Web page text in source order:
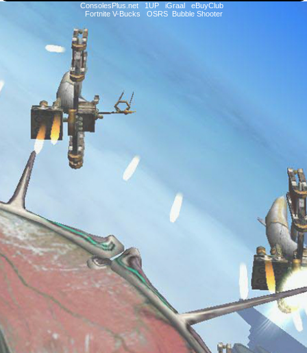
ConsolesPlus.net 1UP iGraal
eBuyClub
Fortnite V-Bucks
OSRS Bubble Shooter